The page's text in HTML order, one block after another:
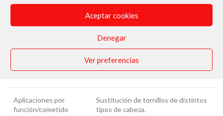
Aceptar cookies
Denegar
Ver preferencias
Artículo nuevo, sin usar. Vuelto a
etiquetas originales.
Aplicaciones por
función/cometido
Sustitución de tornillos de distintos
tipos de cabeza.